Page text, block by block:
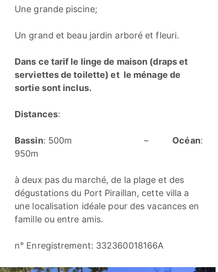
Une grande piscine;
Un grand et beau jardin arboré et fleuri.
Dans ce tarif le linge de maison (draps et
serviettes de toilette) et le ménage de
sortie sont inclus.
Distances:
Bassin: 500m – Océan:
950m
à deux pas du marché, de la plage et des
dégustations du Port Piraillan, cette villa a
une localisation idéale pour des vacances en
famille ou entre amis.
n° Enregistrement: 332360018166A